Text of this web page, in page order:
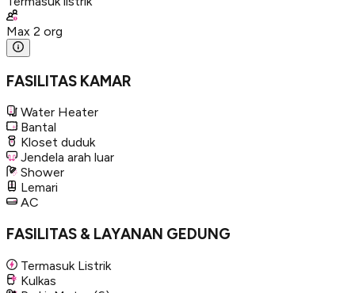
Max 2 org
FASILITAS KAMAR
Water Heater
Bantal
Kloset duduk
Jendela arah luar
Shower
Lemari
AC
FASILITAS & LAYANAN GEDUNG
Termasuk Listrik
Kulkas